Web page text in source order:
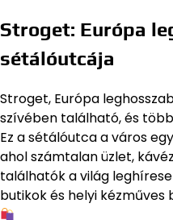
Stroget: Európa
sétálóutcája
Stroget, Európa
szívében található, és
Ez a sétálóutca a város
ahol számtalan üzlet,
találhatók a világ
butikok és helyi kézműves